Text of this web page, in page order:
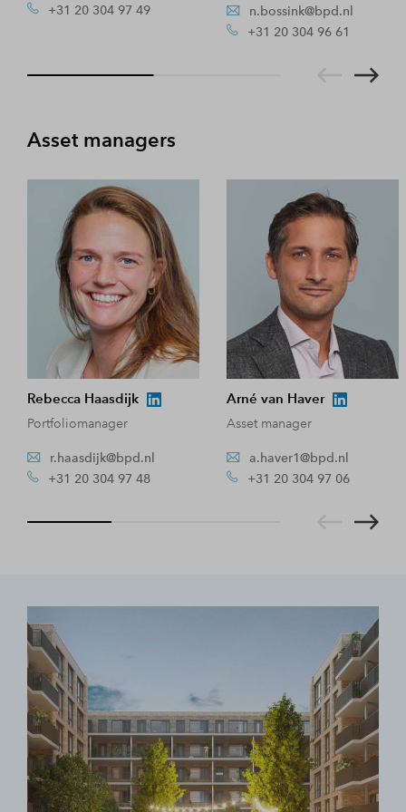
+31 20 304 97 49
n.bossink@bpd.nl
+31 20 304 96 61
Asset managers
Rebecca Haasdijk
Portfoliomanager
r.haasdijk@bpd.nl
+31 20 304 97 48
Arné van Haver
Asset manager
a.haver1@bpd.nl
+31 20 304 97 06